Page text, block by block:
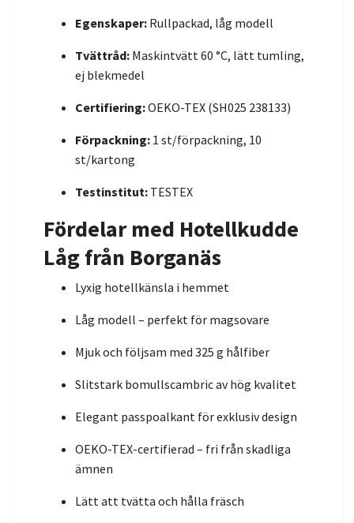
Egenskaper: Rullpackad, låg modell
Tvättråd: Maskintvätt 60 °C, lätt tumling,
ej blekmedel
Certifiering:OEKO-TEX (SH025 238133)
Förpackning: 1 st/förpackning, 10
st/kartong
Testinstitut: TESTEX
Fördelar med Hotellkudde
Låg från Borganäs
Lyxig hotellkänsla i hemmet
Låg modell – perfekt för magsovare
Mjuk och följsam med 325 g hålfiber
Slitstark bomullscambric av hög kvalitet
Elegant passpoalkant för exklusiv design
OEKO-TEX-certifierad – fri från skadliga
ämnen
Lätt att tvätta och hålla fräsch